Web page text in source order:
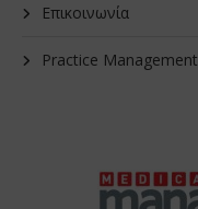
Επικοινωνία
Practice Management